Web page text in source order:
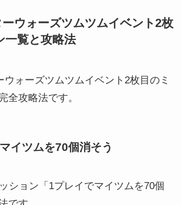
ウォーズツムツムイベント2枚
一覧と攻略法
ウォーズツムツムイベント2枚目のミ
全攻略法です。
イツムを70個消そう
ション「1プレイでマイツムを70個